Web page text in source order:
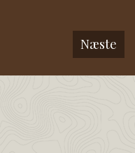
Næste